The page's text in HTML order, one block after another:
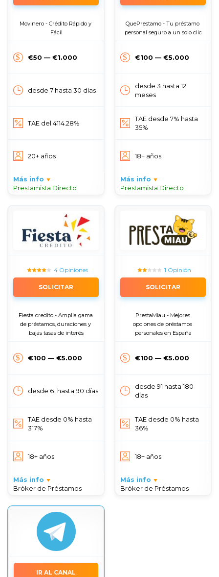
Movinero - Crédito Rápido y
Fácil
€50 — €1.000
desde 7 hasta 30 días
TAE del 4114.28%
20+ años
Más info
Prestamista Directo
QuePrestamo - Tu préstamo
personal seguro a un solo clic
€100 — €5.000
desde 3 hasta 12
meses
TAE desde 7% hasta
35%
18+ años
Más info
Prestamista Directo
4 Opiniones
SOLICITAR
Fiesta credito - Amplia gama
de préstamos, duraciones y
bajas tasas de interés
€100 — €5.000
desde 61 hasta 90 días
TAE desde 0% hasta
317%
18+ años
Más info
Bróker de Préstamos
1 Opinión
SOLICITAR
PrestaMiau - Mejores
opciones de préstamos
personales en España
€100 — €5.000
desde 91 hasta 180
días
TAE desde 0% hasta
36%
18+ años
Más info
Bróker de Préstamos
IR AL CANAL